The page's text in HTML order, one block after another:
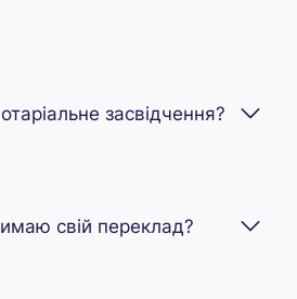
засвідчення?
свій переклад?